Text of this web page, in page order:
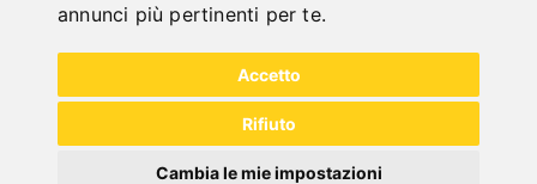
annunci più pertinenti per te.
Accetto
Rifiuto
Cambia le mie impostazioni
Deliverable in 2-3 business days